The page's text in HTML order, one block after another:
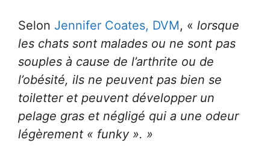
Selon Jennifer Coates, DVM, « lorsque
les chats sont malades ou ne sont pas
souples à cause de l’arthrite ou de
l’obésité, ils ne peuvent pas bien se
toiletter et peuvent développer un
pelage gras et négligé qui a une odeur
légèrement « funky ». »